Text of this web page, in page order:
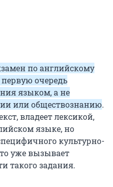
по английскому
очередь
языком, а не
или обществознанию.
владеет лексикой,
языке, но
культурно-
уже вызывает
такого задания.